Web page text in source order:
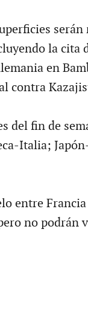
la cita
en
contra
del fin de
Italia;
entre
no podrán